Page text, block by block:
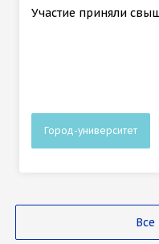
Все
Участие приняли
Город-университет